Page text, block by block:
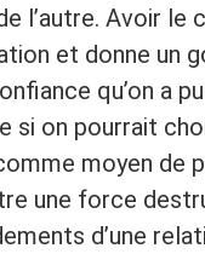
l’autre. Avoir le
et donne un
qu’on a
si on pourrait
moyen de
une force
d’une